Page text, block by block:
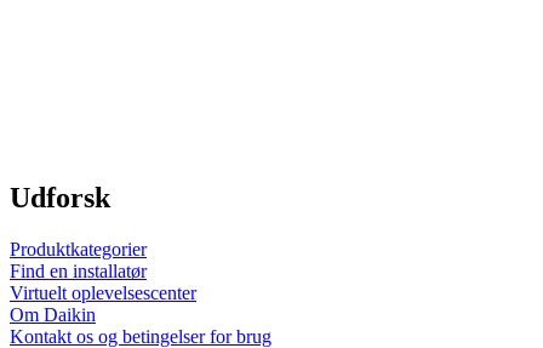
Udforsk
Produktkategorier
Find en installatør
Virtuelt oplevelsescenter
Om Daikin
Kontakt os og betingelser for brug